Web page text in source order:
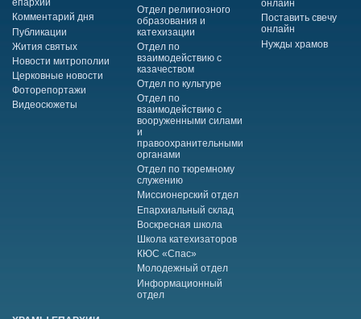
епархии
Комментарий дня
Публикации
Жития святых
Новости митрополии
Церковные новости
Фоторепортажи
Видеосюжеты
Отдел религиозного
образования и
катехизации
Отдел по
взаимодействию с
казачеством
Отдел по культуре
Отдел по
взаимодействию с
вооруженными силами
и
правоохранительными
органами
Отдел по тюремному
служению
Миссионерский отдел
Епархиальный склад
Воскресная школа
Школа катехизаторов
КЮС «Спас»
Молодежный отдел
Информационный
отдел
онлайн
Поставить свечу
онлайн
Нужды храмов